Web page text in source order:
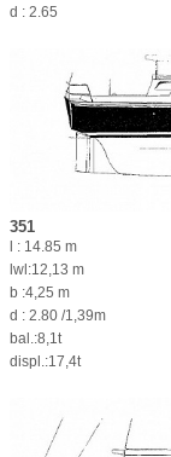
d : 2.65
351
l : 14.85 m
lwl:12,13 m
b :4,25 m
d : 2.80 /1,39m
bal.:8,1t
displ.:17,4t